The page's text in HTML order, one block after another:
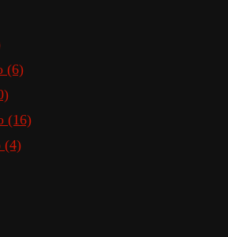
(6)
(16)
(4)